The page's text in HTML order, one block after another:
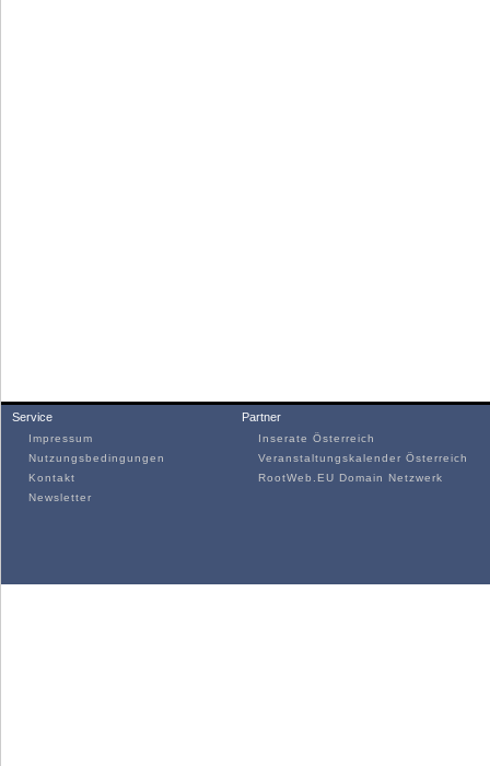
Service
Impressum
Nutzungsbedingungen
Kontakt
Newsletter
Partner
Inserate Österreich
Veranstaltungskalender Österreich
RootWeb.EU Domain Netzwerk